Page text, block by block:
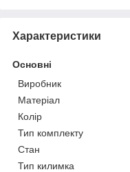
Характеристики
Основні
Виробник
Матеріал
Колір
Тип комплекту
Стан
Тип килимка